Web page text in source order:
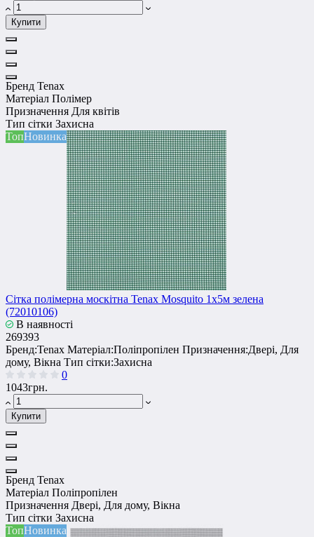
Купити
Бренд Tenax
Матеріал Полімер
Призначення Для квітів
Тип сітки Захисна
ТопНовинка
Сітка полімерна москітна Tenax Mosquito 1х5м зелена
(72010106)
В наявності
269393
Бренд:Tenax Матеріал:Поліпропілен Призначення:Двері, Для
дому, Вікна Тип сітки:Захисна
0
1043грн.
Купити
Бренд Tenax
Матеріал Поліпропілен
Призначення Двері, Для дому, Вікна
Тип сітки Захисна
ТопНовинка